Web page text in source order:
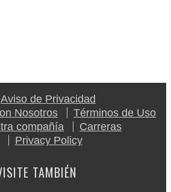
Aviso de Privacidad
Nosotros
Términos de Uso
compañía
Carreras
Privacy Policy
TAMBIÉN